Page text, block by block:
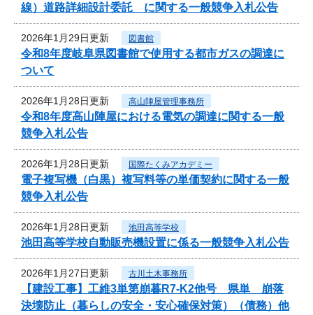
線）道路詳細設計委託 に関する一般競争入札公告
2026年1月29日更新 図書館
令和8年度岐阜県図書館で使用する都市ガスの調達に
ついて
2026年1月28日更新 高山陣屋管理事務所
令和8年度高山陣屋における電気の調達に関する一般
競争入札公告
2026年1月28日更新 国際たくみアカデミー
電子複写機（白黒）複写料等の単価契約に関する一般
競争入札公告
2026年1月28日更新 池田高等学校
池田高等学校自動販売機設置に係る一般競争入札公告
2026年1月27日更新 古川土木事務所
【建設工事】工維3単第崩暮R7-K2他号 県単 崩落
決壊防止（暮らしの安全・安心確保対策）（債務）他